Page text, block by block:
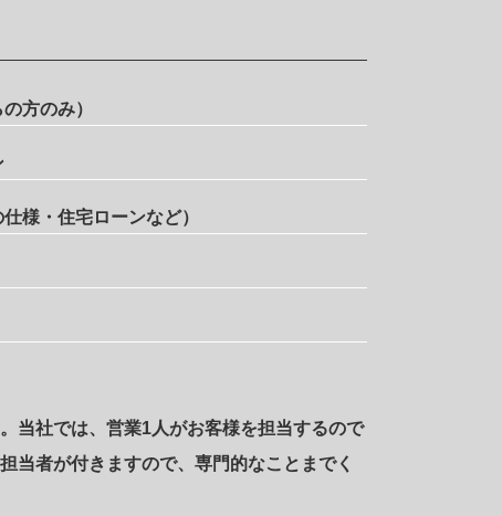
方のみ）
様・住宅ローンなど）
当社では、営業1人がお客様を担当するので
当者が付きますので、専門的なことまでく